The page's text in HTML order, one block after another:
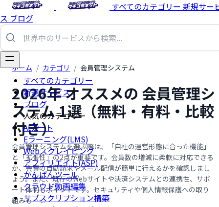
すべてのカテゴリー 新規サー
ス ブログ
すべてのカテゴリー
新規サービス
ブログ
人気のカテゴリー
AIアート
Eラーニング(LMS)
Webスクレイピング
アフィリエイト(ASP)
かんばんツール
クラウド動画編集
サブスクリプション構築
ホーム / カテゴリ / 会員管理システム
2026年 オススメの 会員管理シ
ステム 1選（無料・有料・比較
付き）
会員管理システムを選ぶ際は、「自社の運営形態に合った機能」
と「拡張性」の2点が重要です。会員数の増減に柔軟に対応できる
か、会費の自動請求やメール配信が簡単に行えるかを確認しまし
ょう。また、既存のWebサイトや決済システムとの連携性、サポ
ート体制もポイントです。セキュリティや個人情報保護への取り
組みも …...